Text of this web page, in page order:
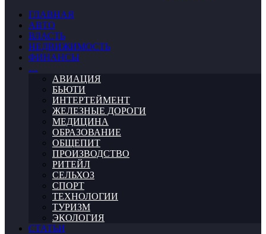
ГЛАВНАЯ
АВТО
ВЛАСТЬ
НЕДВИЖИМОСТЬ
ФИНАНСЫ
…
АВИАЦИЯ
БЬЮТИ
ИНТЕРТЕЙМЕНТ
ЖЕЛЕЗНЫЕ ДОРОГИ
МЕДИЦИНА
ОБРАЗОВАНИЕ
ОБЩЕПИТ
ПРОИЗВОДСТВО
РИТЕЙЛ
СЕЛЬХОЗ
СПОРТ
ТЕХНОЛОГИИ
ТУРИЗМ
ЭКОЛОГИЯ
СТАТЬИ